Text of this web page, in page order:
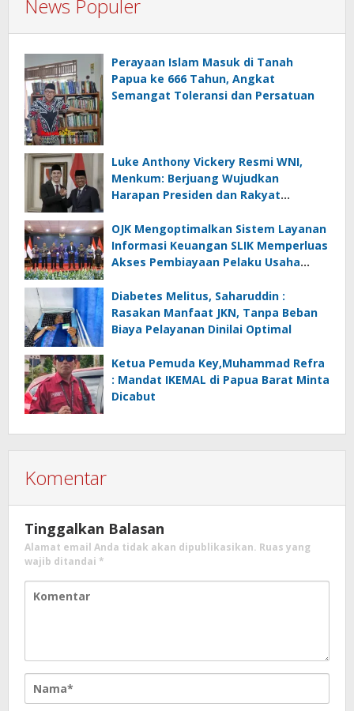
News Populer
Perayaan Islam Masuk di Tanah
Papua ke 666 Tahun, Angkat
Semangat Toleransi dan Persatuan
Luke Anthony Vickery Resmi WNI,
Menkum: Berjuang Wujudkan
Harapan Presiden dan Rakyat
OJK Mengoptimalkan Sistem Layanan
Informasi Keuangan SLIK Memperluas
Akses Pembiayaan Pelaku Usaha
Diabetes Melitus, Saharuddin :
Rasakan Manfaat JKN, Tanpa Beban
Biaya Pelayanan Dinilai Optimal
Ketua Pemuda Key,Muhammad Refra
: Mandat IKEMAL di Papua Barat Minta
Dicabut
Komentar
Tinggalkan Balasan
Alamat email Anda tidak akan dipublikasikan. Ruas yang
wajib ditandai *